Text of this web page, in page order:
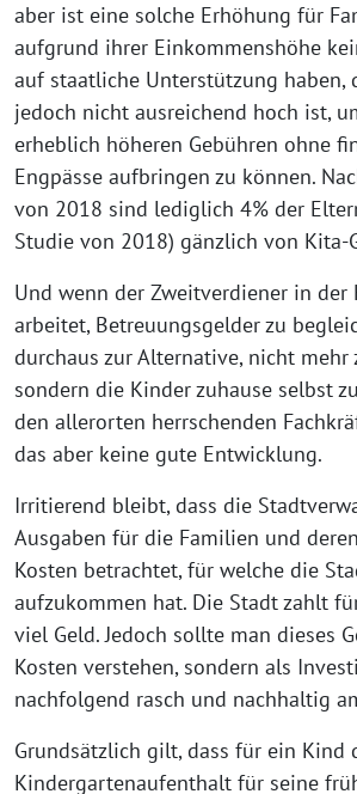
aber ist eine solche Erhöhung für
aufgrund ihrer Einkommenshöhe
auf staatliche Unterstützung haben,
jedoch nicht ausreichend hoch ist,
erheblich höheren Gebühren ohne
Engpässe aufbringen zu können.
von 2018 sind lediglich 4% der
Studie von 2018) gänzlich von Kita-
Und wenn der Zweitverdiener in der
arbeitet, Betreuungsgelder zu
durchaus zur Alternative, nicht mehr
sondern die Kinder zuhause selbst
den allerorten herrschenden
das aber keine gute Entwicklung.
Irritierend bleibt, dass die
Ausgaben für die Familien und
Kosten betrachtet, für welche die
aufzukommen hat. Die Stadt zahlt
viel Geld. Jedoch sollte man dieses
Kosten verstehen, sondern als
nachfolgend rasch und nachhaltig
Grundsätzlich gilt, dass für ein Kind
Kindergartenaufenthalt für seine